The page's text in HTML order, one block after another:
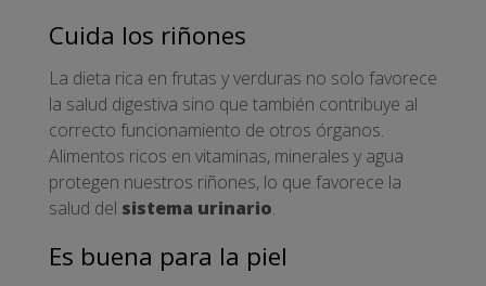
Cuida los riñones
La dieta rica en frutas y verduras no solo favorece
la salud digestiva sino que también contribuye al
correcto funcionamiento de otros órganos.
Alimentos ricos en vitaminas, minerales y agua
protegen nuestros riñones, lo que favorece la
salud del sistema urinario.
Es buena para la piel